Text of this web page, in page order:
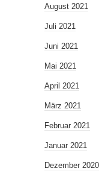
August 2021
Juli 2021
Juni 2021
Mai 2021
April 2021
März 2021
Februar 2021
Januar 2021
Dezember 2020